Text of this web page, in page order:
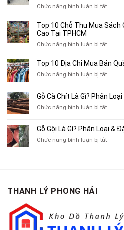
Chức năng bình luận bị tắtở
4
Bán
Xe
Cũ,
Xe
Cũ
TP.HCM
Top 10 Chỗ Thu Mua Sách
Cao Tại TPHCM
Chức năng bình luận bị tắtở
10
Thu
Sách
Tạp
Chí
Top 10 Địa Chỉ Mua Bán
Chức năng bình luận bị tắtở
Địa
Chỉ
Bán
Áo
Gỗ Cà Chít Là Gì? Phân
Chức năng bình luận bị tắtở
Chít
Là
Gỗ Gội Là Gì? Phân Loại &
Chức năng bình luận bị tắtở
Điểm
Nhận
THANH LÝ PHONG HẢI